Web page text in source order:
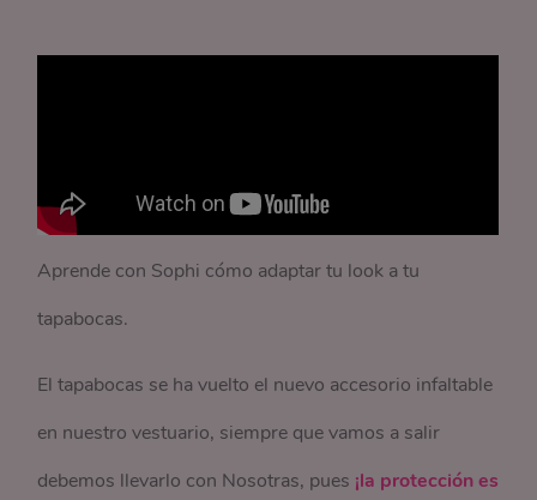
Aprende con Sophi cómo adaptar tu look a tu
tapabocas.
El tapabocas se ha vuelto el nuevo accesorio infaltable
en nuestro vestuario, siempre que vamos a salir
debemos llevarlo con Nosotras, pues ¡la protección es